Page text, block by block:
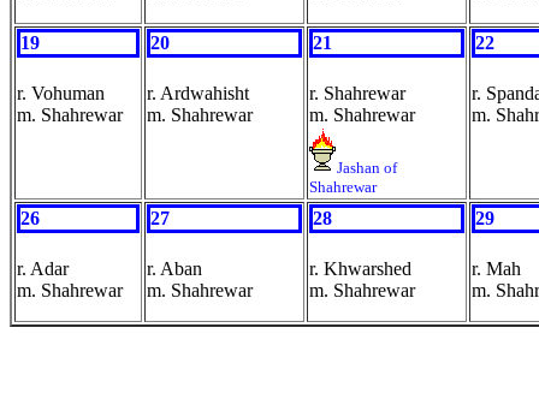
19
r. Vohuman
m. Shahrewar
20
r. Ardwahisht
m. Shahrewar
21
r. Shahrewar
m. Shahrewar
Jashan of
Shahrewar
22
r.
m.
26
r. Adar
m. Shahrewar
27
r. Aban
m. Shahrewar
28
r. Khwarshed
m. Shahrewar
29
r. Mah
m.